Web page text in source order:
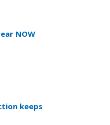
NOW
keeps